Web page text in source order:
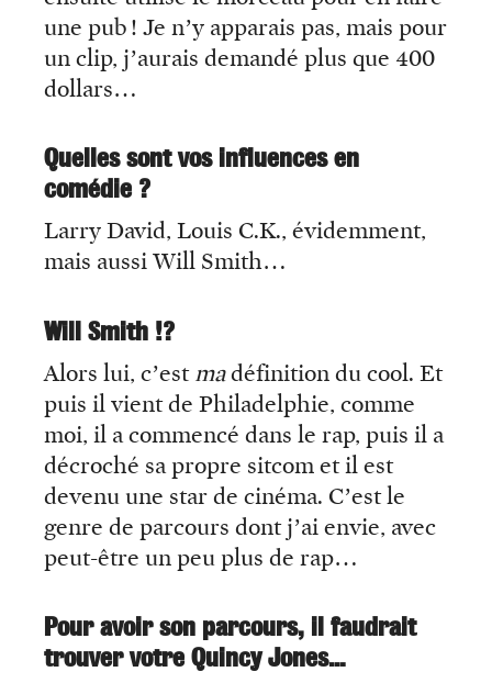
une pub ! Je n’y apparais pas, mais pour
un clip, j’aurais demandé plus que 400
dollars…
Quelles sont vos influences en
comédie ?
Larry David, Louis C.K., évidemment,
mais aussi Will Smith…
Will Smith !?
Alors lui, c’estmadéfinition du cool. Et
puis il vient de Philadelphie, comme
moi, il a commencé dans le rap, puis il a
décroché sa propre sitcom et il est
devenu une star de cinéma. C’est le
genre de parcours dont j’ai envie, avec
peut-être un peu plus de rap…
Pour avoir son parcours, il faudrait
trouver votre Quincy Jones…